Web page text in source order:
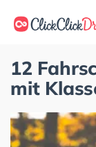
12
mit